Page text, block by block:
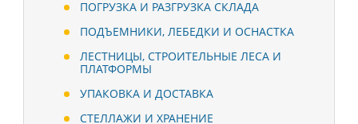
ПОГРУЗКА И РАЗГРУЗКА СКЛАДА
ПОДЪЕМНИКИ, ЛЕБЕДКИ И ОСНАСТКА
ЛЕСТНИЦЫ, СТРОИТЕЛЬНЫЕ ЛЕСА И
ПЛАТФОРМЫ
УПАКОВКА И ДОСТАВКА
СТЕЛЛАЖИ И ХРАНЕНИЕ